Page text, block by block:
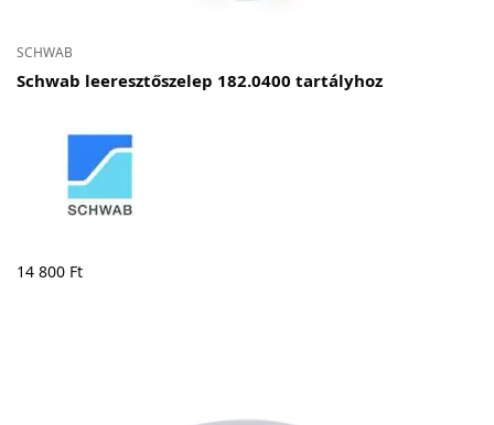
SCHWAB
Schwab leeresztőszelep 182.0400 tartályhoz
14 800 Ft